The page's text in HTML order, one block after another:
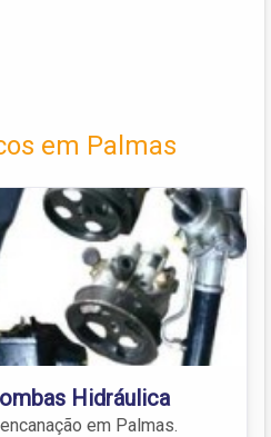
em Palmas
Hidráulica
em Palmas.